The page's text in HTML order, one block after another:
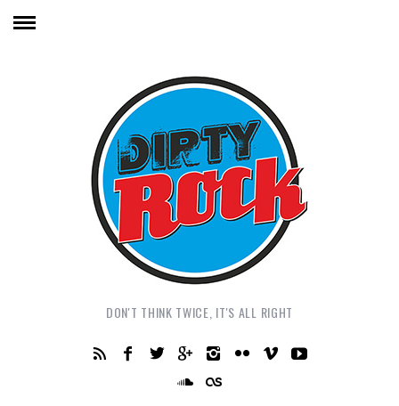
DON'T THINK TWICE, IT'S ALL RIGHT